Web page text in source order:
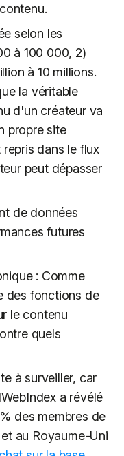
selon les
à 100 000, 2)
à 10 millions.
la véritable
d'un créateur va
propre site
dans le flux
peut dépasser
de données
futures
: Comme
des fonctions de
le contenu
quels
à surveiller, car
a révélé
des membres de
au Royaume-Uni